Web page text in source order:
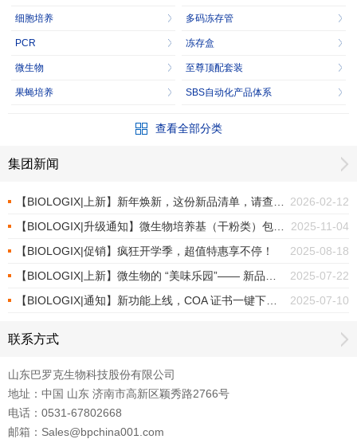
细胞培养
PCR
微生物
果蝇培养
多码冻存管
冻存盒
至尊顶配套装
SBS自动化产品体系
查看全部分类
集团新闻
2026-02-12
2025-11-04
【BIOLOGIX|促销】疯狂开学季，超值特惠享不停！
2025-08-18
2025-07-22
2025-07-10
联系方式
山东巴罗克生物科技股份有限公司
地址：中国 山东 济南市高新区颖秀路2766号
电话：0531-67802668
邮箱：Sales@bpchina001.com